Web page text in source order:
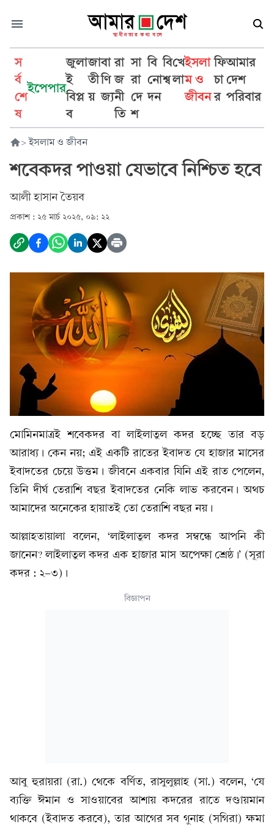
স
র্ব
শে
ষ
ইপেপার
জুলা
ই
বিপ্ল
ব
জা
তী
য়
বা
ণি
জ্য
রা
জ
নী
তি
সা
রা
দে
শ
বি
নো
দন
বি
শ্ব
খে
লা
ইসলা
ম ও
জীবন
ফি
চা
র
আমার
দেশ
পরিবার
> ইসলাম ও জীবন
শবেকদর পাওয়া যেভাবে নিশ্চিত হবে
আলী হাসান তৈয়ব
প্রকাশ : ২৫ মার্চ ২০২৫, ০৯: ২২
মোমিনমাত্রই শবেকদর বা লাইলাতুল কদর হচ্ছে তার বড়
আরাধ্য। কেন নয়; এই একটি রাতের ইবাদত যে হাজার মাসের
ইবাদতের চেয়ে উত্তম। জীবনে একবার যিনি এই রাত পেলেন,
তিনি দীর্ঘ তেরাশি বছর ইবাদতের নেকি লাভ করবেন। অথচ
আমাদের অনেকের হায়াতই তো তেরাশি বছর নয়।
আল্লাহতায়ালা বলেন, ‘লাইলাতুল কদর সম্বন্ধে আপনি কী
জানেন? লাইলাতুল কদর এক হাজার মাস অপেক্ষা শ্রেষ্ঠ।’ (সূরা
কদর : ২-৩)।
বিজ্ঞাপন
আবু হুরায়রা (রা.) থেকে বর্ণিত, রাসুলুল্লাহ (সা.) বলেন, ‘যে
ব্যক্তি ঈমান ও সাওয়াবের আশায় কদরের রাতে দণ্ডায়মান
থাকবে (ইবাদত করবে), তার আগের সব গুনাহ (সগিরা) ক্ষমা